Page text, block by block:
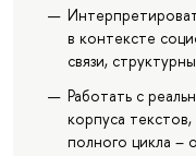
в контексте
связи,
Работать с
корпуса
полного цикла –